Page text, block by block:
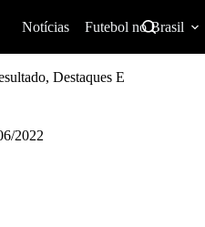
Notícias Futebol no Brasil
Destaques E
2022